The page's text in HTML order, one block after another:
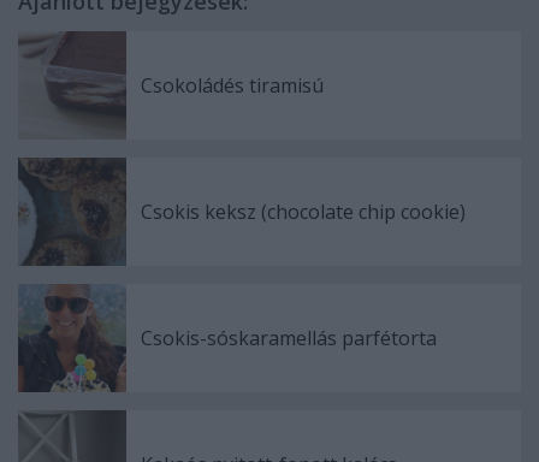
Csokoládés tiramisú
Csokis keksz (chocolate chip cookie)
Csokis-sóskaramellás parfétorta